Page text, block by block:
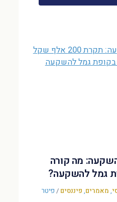
מה קורה
גמל להשקעה?
, מאמרים, פיננסים / פיטר